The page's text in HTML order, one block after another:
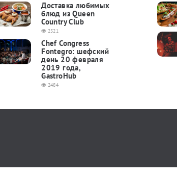
Доставка любимых
блюд из Queen
Country Club
2521
Chef Congress
Fontegro: шефский
день 20 февраля
2019 года,
GastroHub
2484